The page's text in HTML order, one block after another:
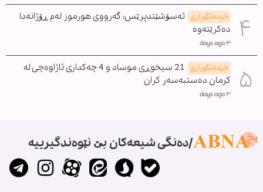
خزمەتگوزاری ئەسۆشێتدپرێس: گەرووی هورموز لەم ڕۆژانەدا
دەکرێتەوە
٣ days ago
خزمەتگوزاری
21 سیخوڕی موساد و 4 چەکداری ئاژاوەچی لە
کرمان دەستبەسەر کران
٣ days ago
دەنگی شیعەکان بێ نێوەندگیرییە